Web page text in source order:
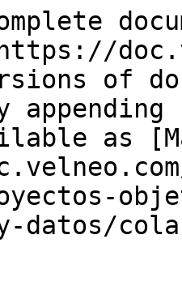
of
as
datos/